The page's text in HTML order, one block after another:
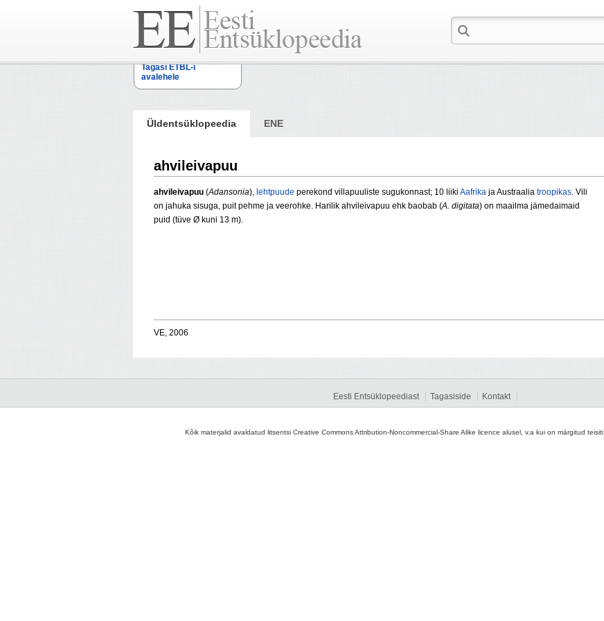
Tagasi ETBL-i
avalehele
Üldentsüklopeedia ENE
ahvileivapuu
ahvileivapuu (Adansonia), lehtpuude perekond villapuuliste sugukonnast; 10 liiki Aafrika jaAustraalia troopikas. Vili
on jahuka sisuga, puit pehme ja veerohke. Harilik ahvileivapuu ehk baobab (A. digitata) on maailma jämedaimaid
puid (tüve Ø kuni 13 m).
VE, 2006
Eesti Entsüklopeediast Tagasiside Kontakt
Kõik materjalid avaldatud litsentsi Creative Commons Attribution-Noncommercial-Share Alike licence alusel, v.a kui on märgitud teisiti.